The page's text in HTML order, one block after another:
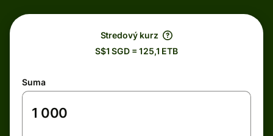
Stredový kurz
S$1 SGD = 125,1 ETB
Suma